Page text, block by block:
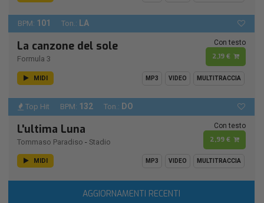
BPM: 101 Ton.: LA
La canzone del sole
Formula 3
Con testo
2,19 €
MIDI MP3 VIDEO MULTITRACCIA
Top Hit BPM: 132 Ton.: DO
L'ultima Luna
Tommaso Paradiso - Stadio
Con testo
2,99 €
MIDI MP3 VIDEO MULTITRACCIA
AGGIORNAMENTI RECENTI